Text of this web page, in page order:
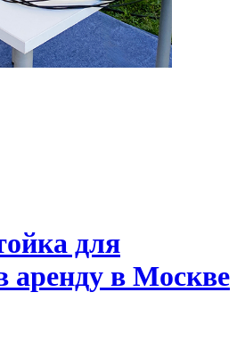
для
аренду в Москве